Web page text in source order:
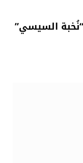
“نُخبة السيسي”